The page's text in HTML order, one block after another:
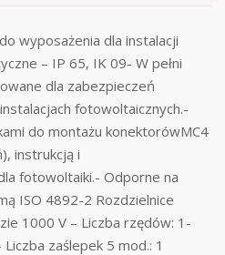
wyposażenia dla instalacji
– IP 65, IK 09- W pełni
dla zabezpieczeń
fotowoltaicznych.-
do montażu konektorówMC4
instrukcją i
fotowoltaiki.- Odporne na
ISO 4892-2 Rozdzielnice
1000 V – Liczba rzędów: 1-
zaślepek 5 mod.: 1